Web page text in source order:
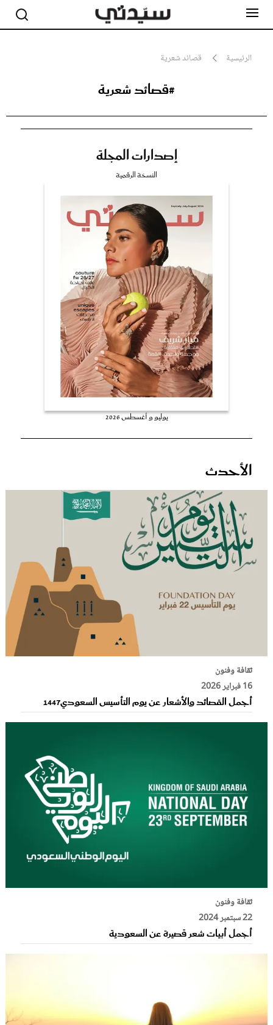
الرئيسية قصائد شعرية
#قصائد شعرية
إصدارات المجلة
النسخة الرقمية
يوليو و أغسطس 2026
الأحدث
ثقافة وفنون
16 فبراير 2026
أجمل القصائد والأشعار عن يوم التأسيس السعودي1447
ثقافة وفنون
22 سبتمبر 2024
أجمل أبيات شعر قصيرة عن السعودية
جمال
صحة ورشاقة
عروس سيدتي
غلاف رفمي